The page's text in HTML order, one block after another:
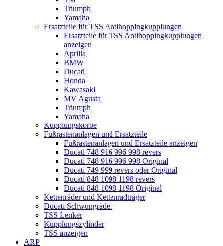
Triumph
Yamaha
Ersatzteile für TSS Antihoppingkupplungen
Ersatzteile für TSS Antihoppingkupplungen
anzeigen
Aprilia
BMW
Ducati
Honda
Kawasaki
MV Agusta
Triumph
Yamaha
Kupplungskörbe
Fußrastenanlagen und Ersatzteile
Fußrastenanlagen und Ersatzteile anzeigen
Ducati 748 916 996 998 revers
Ducati 748 916 996 998 Original
Ducati 749 999 revers oder Original
Ducati 848 1098 1198 revers
Ducati 848 1098 1198 Original
Kettenräder und Kettenradträger
Ducati Schwungräder
TSS Lenker
Kupplungszylinder
TSS anzeigen
ARP